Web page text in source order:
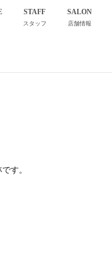
STAFF
スタッフ
SALON
店舗情報
す。